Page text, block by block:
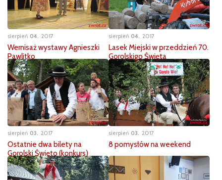
sierpień 04 2017
Wernisaż wystawy Agnieszki
Pawlitko
sierpień 04 2017
Lasek Miejski w przeddzień 70.
Gorolskigo Święta
sierpień 03 2017
Ostatnie dwa bilety na
Gorolski Święto (konkurs)
sierpień 03 2017
​8 pomysłów na weekend